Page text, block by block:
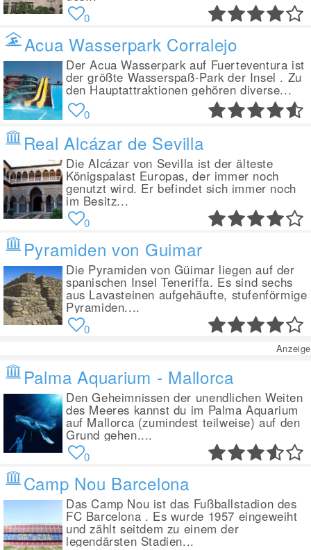
0
Acua Wasserpark Corralejo
Der Acua Wasserpark auf Fuerteventura ist
der größte Wasserspaß-Park der Insel . Zu
den Hauptattraktionen gehören diverse...
0
Real Alcázar de Sevilla
Die Alcázar von Sevilla ist der älteste
Königspalast Europas, der immer noch
genutzt wird. Er befindet sich immer noch
im Besitz...
0
Pyramiden von Guimar
Die Pyramiden von Güimar liegen auf der
spanischen Insel Teneriffa. Es sind sechs
aus Lavasteinen aufgehäufte, stufenförmige
Pyramiden....
0
Anzeige
Palma Aquarium - Mallorca
Den Geheimnissen der unendlichen Weiten
des Meeres kannst du im Palma Aquarium
auf Mallorca (zumindest teilweise) auf den
Grund gehen....
0
Camp Nou Barcelona
Das Camp Nou ist das Fußballstadion des
FC Barcelona . Es wurde 1957 eingeweiht
und zählt seitdem zu einem der
legendärsten Stadien...